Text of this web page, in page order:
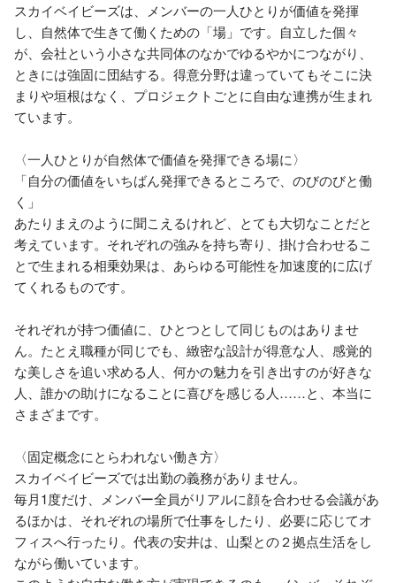
スカイベイビーズは、メンバーの一人ひとりが価値を発揮
し、自然体で生きて働くための「場」です。自立した個々
が、会社という小さな共同体のなかでゆるやかにつながり、
ときには強固に団結する。得意分野は違っていてもそこに決
まりや垣根はなく、プロジェクトごとに自由な連携が生まれ
ています。
〈一人ひとりが自然体で価値を発揮できる場に〉
「自分の価値をいちばん発揮できるところで、のびのびと働
く」
あたりまえのように聞こえるけれど、とても大切なことだと
考えています。それぞれの強みを持ち寄り、掛け合わせるこ
とで生まれる相乗効果は、あらゆる可能性を加速度的に広げ
てくれるものです。
それぞれが持つ価値に、ひとつとして同じものはありませ
ん。たとえ職種が同じでも、緻密な設計が得意な人、感覚的
な美しさを追い求める人、何かの魅力を引き出すのが好きな
人、誰かの助けになることに喜びを感じる人……と、本当に
さまざまです。
〈固定概念にとらわれない働き方〉
スカイベイビーズでは出勤の義務がありません。
毎月1度だけ、メンバー全員がリアルに顔を合わせる会議があ
るほかは、それぞれの場所で仕事をしたり、必要に応じてオ
フィスへ行ったり。代表の安井は、山梨との２拠点生活をし
ながら働いています。